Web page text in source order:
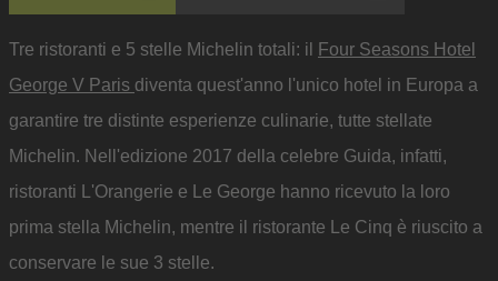
Tre ristoranti e 5 stelle Michelin totali: il
Four Seasons Hotel
George V Paris diventa quest'anno l'unico hotel in Europa a
garantire tre distinte esperienze culinarie, tutte stellate
Michelin. Nell'edizione 2017 della celebre Guida, infatti,
ristoranti L'Orangerie e Le George hanno ricevuto la loro
prima stella Michelin, mentre il ristorante Le Cinq è riuscito a
conservare le sue 3 stelle.